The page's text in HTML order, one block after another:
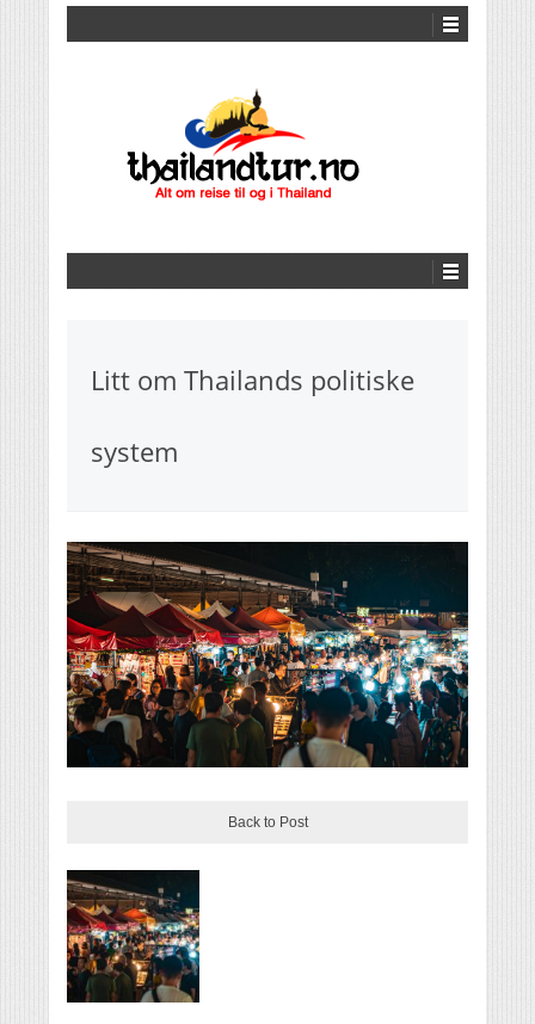
Litt om Thailands politiske
system
Back to Post